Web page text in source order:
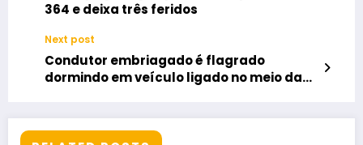
364 e deixa três feridos
Next post
Condutor embriagado é flagrado
dormindo em veículo ligado no meio da